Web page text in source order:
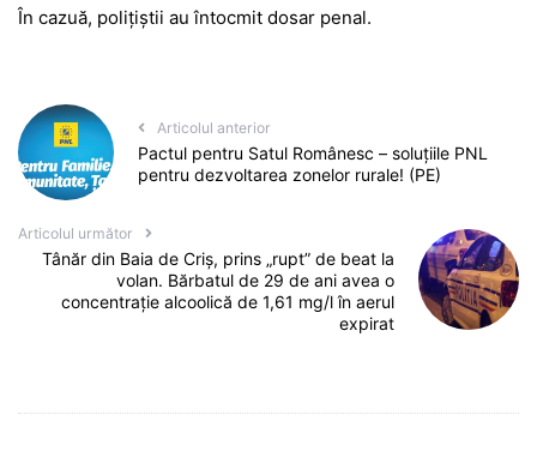
În cazuă, polițiștii au întocmit dosar penal.
Articolul anterior
Pactul pentru Satul Românesc – soluțiile PNL
pentru dezvoltarea zonelor rurale! (PE)
Articolul următor
Tânăr din Baia de Criș, prins „rupt” de beat la
volan. Bărbatul de 29 de ani avea o
concentrație alcoolică de 1,61 mg/l în aerul
expirat